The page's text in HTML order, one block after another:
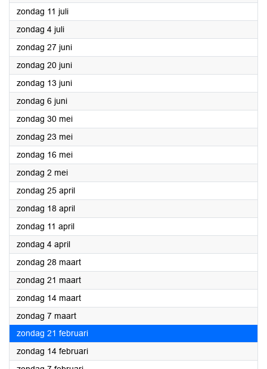
zondag 11 juli2021
zondag 4 juli2021
zondag 27 juni2021
zondag 20 juni2021
zondag 13 juni2021
zondag 6 juni2021
zondag 30 mei2021
zondag 23 mei2021
zondag 16 mei2021
zondag 2 mei2021
zondag 25 april2021
zondag 18 april2021
zondag 11 april2021
zondag 4 april2021
zondag 28 maart2021
zondag 21 maart2021
zondag 14 maart2021
zondag 7 maart2021
zondag 21 februari2021
zondag 14 februari2021